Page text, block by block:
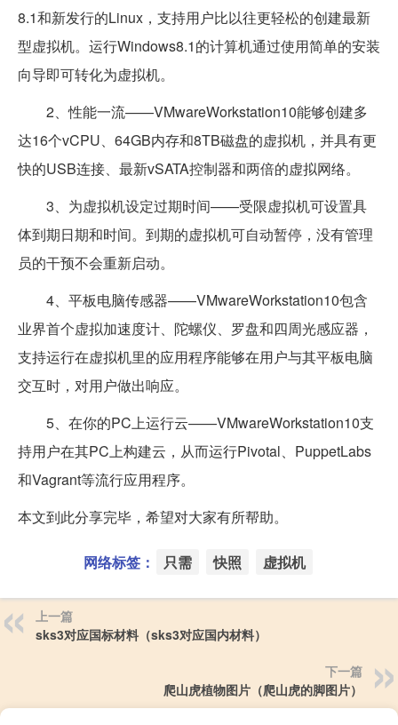
8.1和新发行的Linux，支持用户比以往更轻松的创建最新
型虚拟机。运行Windows8.1的计算机通过使用简单的安装
向导即可转化为虚拟机。
2、性能一流——VMwareWorkstation10能够创建多
达16个vCPU、64GB内存和8TB磁盘的虚拟机，并具有更
快的USB连接、最新vSATA控制器和两倍的虚拟网络。
3、为虚拟机设定过期时间——受限虚拟机可设置具
体到期日期和时间。到期的虚拟机可自动暂停，没有管理
员的干预不会重新启动。
4、平板电脑传感器——VMwareWorkstation10包含
业界首个虚拟加速度计、陀螺仪、罗盘和四周光感应器，
支持运行在虚拟机里的应用程序能够在用户与其平板电脑
交互时，对用户做出响应。
5、在你的PC上运行云——VMwareWorkstation10支
持用户在其PC上构建云，从而运行Pivotal、PuppetLabs
和Vagrant等流行应用程序。
本文到此分享完毕，希望对大家有所帮助。
网络标签： 只需 快照 虚拟机
上一篇
sks3对应国标材料（sks3对应国内材料）
下一篇
爬山虎植物图片（爬山虎的脚图片）